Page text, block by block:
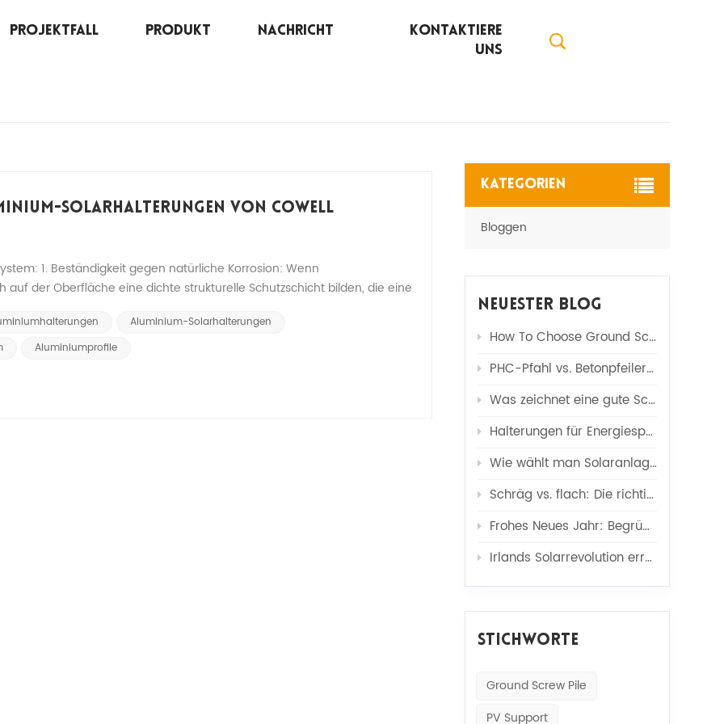
Projektfall Produkt Nachricht
Kontaktiere
Uns
Solarhalterungen Von Cowell
1. Beständigkeit gegen natürliche Korrosion: Wenn
der Oberfläche eine dichte strukturelle Schutzschicht bilden, die eine
Aluminium-Solarhalterungen
Aluminiumprofile
Kategorien
Bloggen
Neuester Blog
How To Choose Ground Screw Piles? Core Knowledge & Advantages
PHC-Pfahl vs. Betonpfeiler + C-Profilstahl: Welches ist besser für Solarprojekte?
Was zeichnet eine gute Schraubpfahlgründung aus? Die Wissenschaft des Helix-Designs
Halterungen für Energiespeichersysteme: Kernstütze für effizienten und sicheren Betrieb
Wie wählt man Solaranlagen für Metalldächer aus? Ein umfassender Leitfaden zu Kliplock-, L-Fuß- und Mini-Schienen-Lösungen
Schräg vs. flach: Die richtige Montagekonstruktion für Container-Solaranlagen auswählen
Frohes Neues Jahr: Begrüßen Sie Neuanfänge und strahlende Zukunftsperspektiven!
Irlands Solarrevolution erreicht 1 GW: Solarmontagesysteme im Zentrum
STICHWORTE
Ground Screw Pile
PV Support